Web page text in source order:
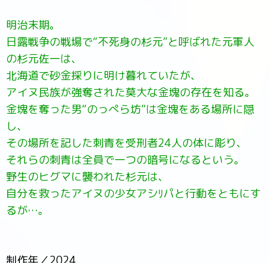
明治末期。
日露戦争の戦場で“不死身の杉元”と呼ばれた元軍人
の杉元佐一は、
北海道で砂金採りに明け暮れていたが、
アイヌ民族が強奪された莫大な金塊の存在を知る。
金塊を奪った男“のっぺら坊”は金塊をある場所に隠
し、
その場所を記した刺青を受刑者24人の体に彫り、
それらの刺青は全員で一つの暗号になるという。
野生のヒグマに襲われた杉元は、
自分を救ったアイヌの少女アシﾘパと行動をともにす
るが…。